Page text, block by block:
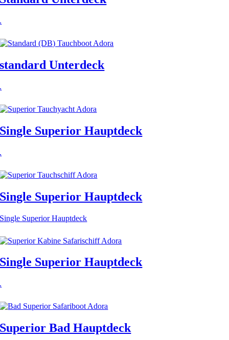
.
standard Unterdeck
.
Single Superior Hauptdeck
.
Single Superior Hauptdeck
Single Superior Hauptdeck
Single Superior Hauptdeck
.
Superior Bad Hauptdeck